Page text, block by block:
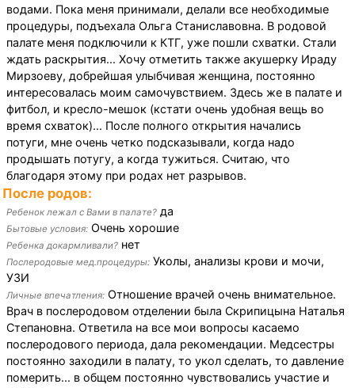
водами. Пока меня принимали, делали все необходимые
процедуры, подъехала Ольга Станиславовна. В родовой
палате меня подключили к КТГ, уже пошли схватки. Стали
ждать раскрытия... Хочу отметить также акушерку Ираду
Мирзоеву, добрейшая улыбчивая женщина, постоянно
интересовалась моим самочувствием. Здесь же в палате и
фитбол, и кресло-мешок (кстати очень удобная вещь во
время схваток)... После полного открытия начались
потуги, мне очень четко подсказывали, когда надо
продышать потугу, а когда тужиться. Считаю, что
благодаря этому при родах нет разрывов.
После родов:
Ребенок лежал с Вами в палате? да
Бытовые условия: Очень хорошие
Ребенка докармливали? нет
Послеродовые мед.процедуры: Уколы, анализы крови и мочи,
УЗИ
Личные впечатления: Отношение врачей очень внимательное.
Врач в послеродовом отделении была Скрипицына Наталья
Степановна. Ответила на все мои вопросы касаемо
послеродового периода, дала рекомендации. Медсестры
постоянно заходили в палату, то укол сделать, то давление
померить... в общем постоянно чувствовались участие и